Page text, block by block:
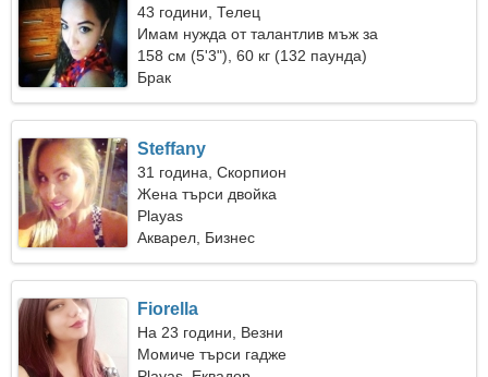
43 години, Телец
Имам нужда от талантлив мъж за
запознанства
158 см (5'3"), 60 кг (132 паунда)
Брак
Steffany
31 година, Скорпион
Жена търси двойка
Playas
Акварел, Бизнес
Fiorella
На 23 години, Везни
Момиче търси гадже